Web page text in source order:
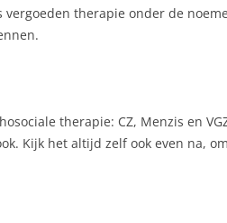
therapie onder de
therapie: CZ, Menzis en
Kijk het altijd zelf ook even na, om